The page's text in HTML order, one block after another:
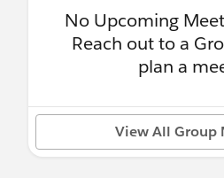
No Upcoming
Reach out to a
plan a
View All Group